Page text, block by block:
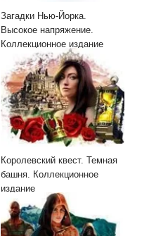
Загадки Нью-Йорка.
Высокое напряжение.
Коллекционное издание
Королевский квест. Темная
башня. Коллекционное
издание